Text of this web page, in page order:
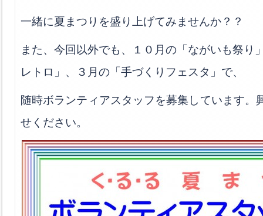
一緒に夏まつりを盛り上げてみませんか？？
また、今回以外でも、１０月の「ながいも祭り
レトロ」、３月の「手づくりフェスタ」で、
随時ボランティアスタッフを募集しています。
せください。